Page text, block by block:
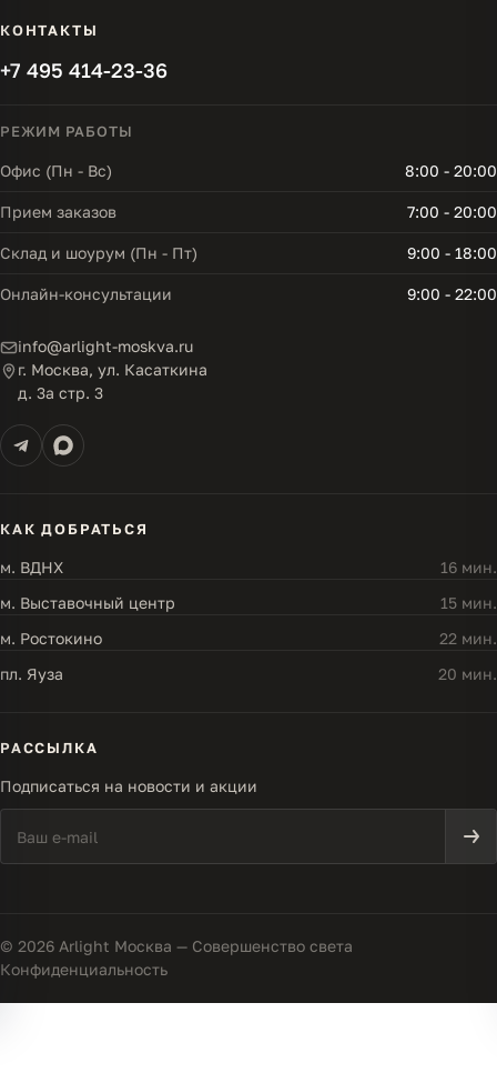
КОНТАКТЫ
+7 495 414-23-36
РЕЖИМ РАБОТЫ
Офис (Пн - Вс) 8:00 - 20:00
Прием заказов 7:00 - 20:00
Склад и шоурум (Пн - Пт) 9:00 - 18:00
Онлайн-консультации 9:00 - 22:00
info@arlight-moskva.ru
г. Москва, ул. Касаткина
д. 3а стр. 3
КАК ДОБРАТЬСЯ
м. ВДНХ
16 мин.
м. Выставочный центр
15 мин.
м. Ростокино
22 мин.
пл. Яуза
20 мин.
РАССЫЛКА
Подписаться на новости и акции
© 2026 Arlight Москва — Совершенство света
Конфиденциальность